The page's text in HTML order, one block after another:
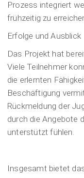
Prozess integriert
frühzeitig zu
Erfolge und Ausblick
Das Projekt hat
Viele Teilnehmer
die erlernten
Beschäftigung
Rückmeldung der
durch die Angebote
unterstützt fühlen.
Insgesamt bietet